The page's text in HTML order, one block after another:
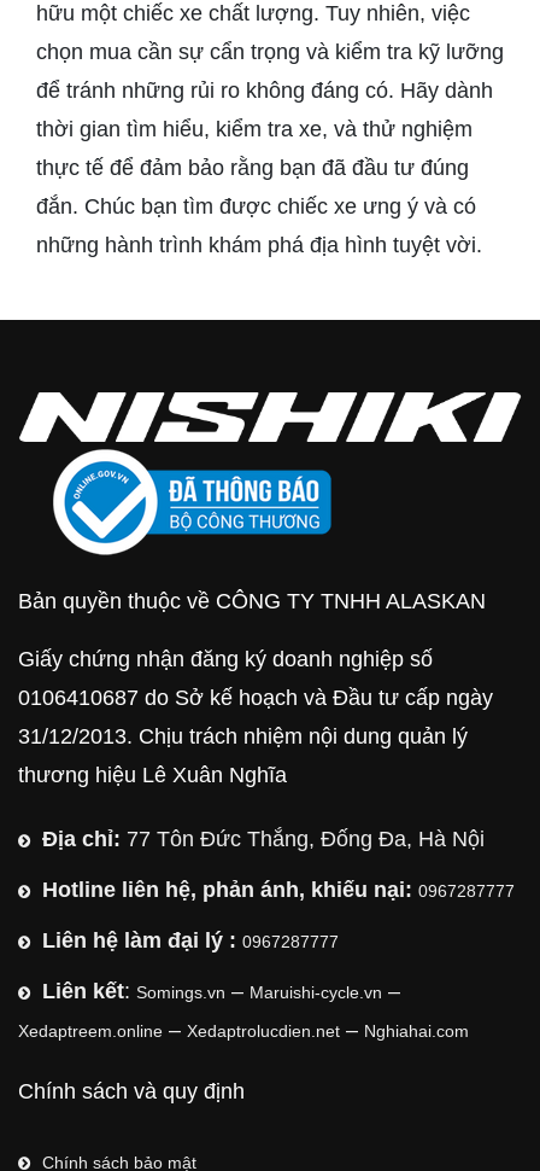
hữu một chiếc xe chất lượng. Tuy nhiên, việc
chọn mua cần sự cẩn trọng và kiểm tra kỹ lưỡng
để tránh những rủi ro không đáng có. Hãy dành
thời gian tìm hiểu, kiểm tra xe, và thử nghiệm
thực tế để đảm bảo rằng bạn đã đầu tư đúng
đắn. Chúc bạn tìm được chiếc xe ưng ý và có
những hành trình khám phá địa hình tuyệt vời.
Bản quyền thuộc về CÔNG TY TNHH ALASKAN
Giấy chứng nhận đăng ký doanh nghiệp số
0106410687 do Sở kế hoạch và Đầu tư cấp ngày
31/12/2013. Chịu trách nhiệm nội dung quản lý
thương hiệu Lê Xuân Nghĩa
Địa chỉ: 77 Tôn Đức Thắng, Đống Đa, Hà Nội
Hotline liên hệ, phản ánh, khiếu nại: 0967287777
Liên hệ làm đại lý : 0967287777
Liên kết: Somings.vn – Maruishi-cycle.vn –
Xedaptreem.online – Xedaptrolucdien.net – Nghiahai.com
Chính sách và quy định
Chính sách bảo mật